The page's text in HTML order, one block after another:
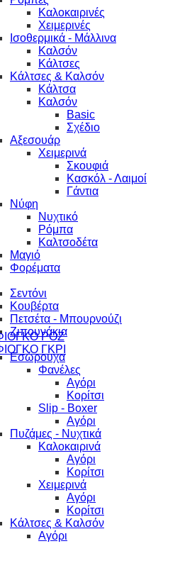
Καλοκαιρινές
Χειμερινές
Ισοθερμικά - Μάλλινα
Καλσόν
Κάλτσες
Κάλτσες & Καλσόν
Κάλτσα
Καλσόν
Basic
Σχέδιο
Αξεσουάρ
Χειμερινά
Σκουφιά
Κασκόλ - Λαιμοί
Γάντια
Νύφη
Νυχτικό
Ρόμπα
Καλτσοδέτα
Μαγιό
Φορέματα
Σεντόνι
Κουβέρτα
Πετσέτα - Μπουρνούζι
Ζιπουνάκια
Εσώρουχα
Φανέλες
Αγόρι
Κορίτσι
Slip - Boxer
Αγόρι
Πυζάμες - Νυχτικά
Καλοκαιρινά
Αγόρι
Κορίτσι
Χειμερινά
Αγόρι
Κορίτσι
Κάλτσες & Καλσόν
Αγόρι